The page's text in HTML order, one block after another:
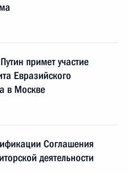
примет участие
Евразийского
в Москве
Соглашения
деятельности